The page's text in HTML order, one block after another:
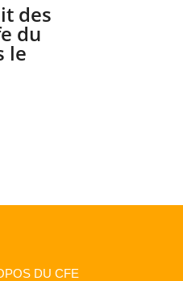
des
du
le
DU CFE